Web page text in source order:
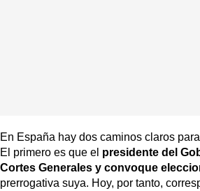
En España hay dos caminos claros
El primero es que el presidente del
Cortes Generales y convoque
prerrogativa suya. Hoy, por tanto,